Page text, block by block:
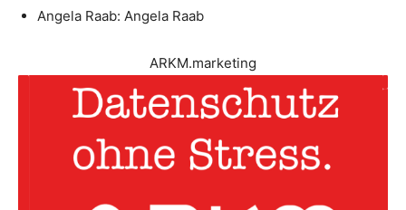
Angela Raab: Angela Raab
ARKM.marketing